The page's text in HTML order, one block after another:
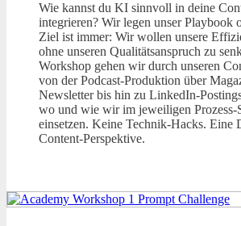
Wie kannst du KI sinnvoll in deine
integrieren? Wir legen unser Playbook
Ziel ist immer: Wir wollen unsere
ohne unseren Qualitätsanspruch zu
Workshop gehen wir durch unseren
von der Podcast-Produktion über
Newsletter bis hin zu LinkedIn-
wo und wie wir im jeweiligen
einsetzen. Keine Technik-Hacks. Eine
Content-Perspektive.